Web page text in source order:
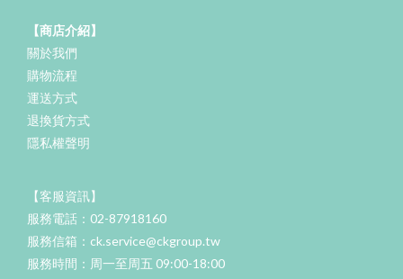
【商店介紹】
關於我們
購物流程
運送方式
退換貨方式
隱私權聲明
【客服資訊】
服務電話：02-87918160
服務信箱：ck.service@ckgroup.tw
服務時間：周一至周五 09:00-18:00